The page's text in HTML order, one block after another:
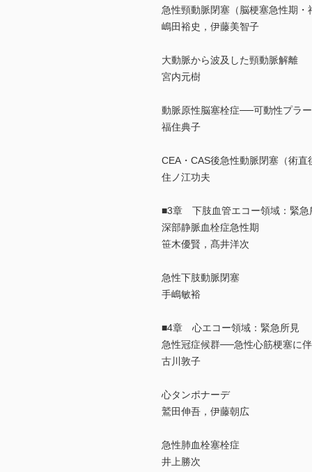
急性頸動脈閉塞（脳梗塞急性期・
嶋田裕史，伊藤美智子
大動脈から波及した頸動脈解離
宮内元樹
動脈原性脳塞栓症──可動性プラ
福住典子
CEA・CAS後急性動脈閉塞（術直
住ノ江功夫
■3章 下肢血管エコー領域：緊急
深部静脈血栓症急性期
笹木優賢，髙井洋次
急性下肢動脈閉塞
手嶋敏裕
■4章 心エコー領域：緊急所見
急性冠症候群──急性心筋梗塞に
古川敦子
心タンポナーデ
鷲田伸吾，伊藤朝広
急性肺血栓塞栓症
井上勝次